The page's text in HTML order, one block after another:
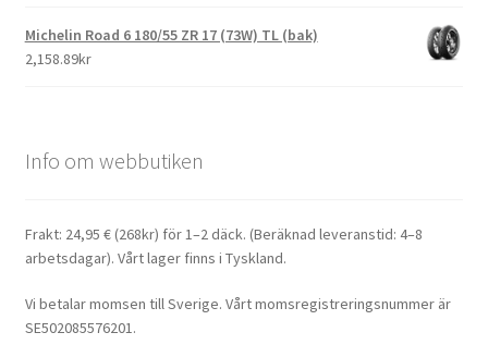
Michelin Road 6 180/55 ZR 17 (73W) TL (bak)
2,158.89kr
Info om webbutiken
Frakt: 24,95 € (268kr) för 1–2 däck. (Beräknad leveranstid: 4–8
arbetsdagar). Vårt lager finns i Tyskland.
Vi betalar momsen till Sverige. Vårt momsregistreringsnummer är
SE502085576201.